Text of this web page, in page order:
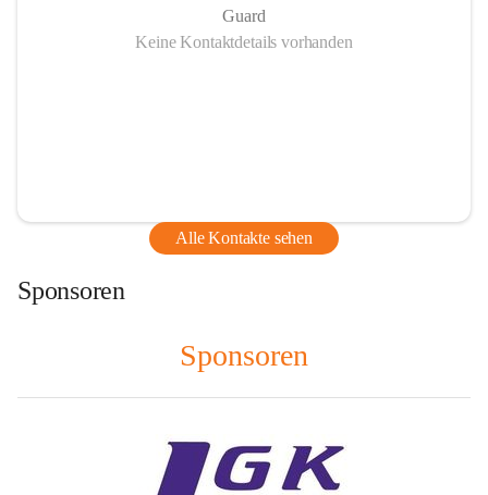
Guard
Keine Kontaktdetails vorhanden
Alle Kontakte sehen
Sponsoren
Sponsoren